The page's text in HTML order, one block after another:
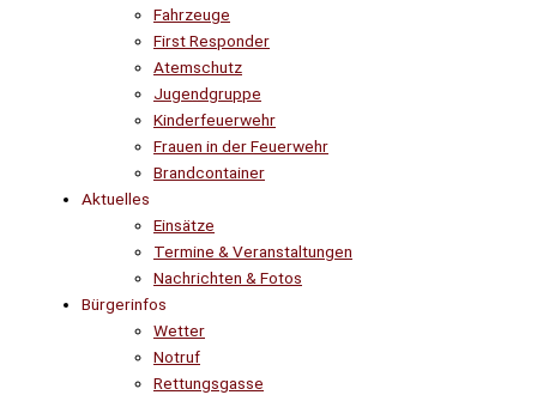
Fahrzeuge
First Responder
Atemschutz
Jugendgruppe
Kinderfeuerwehr
Frauen in der Feuerwehr
Brandcontainer
Aktuelles
Einsätze
Termine & Veranstaltungen
Nachrichten & Fotos
Bürgerinfos
Wetter
Notruf
Rettungsgasse